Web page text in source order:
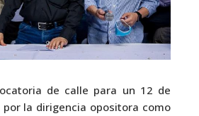
de calle para un 12 de
la dirigencia opositora como